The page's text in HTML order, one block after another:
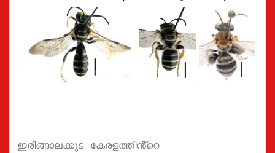
‎ഇരിങ്ങാലക്കുട : കേരളത്തിൻ്റെ